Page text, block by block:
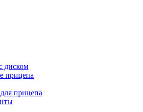
диском
прицепа
прицепа